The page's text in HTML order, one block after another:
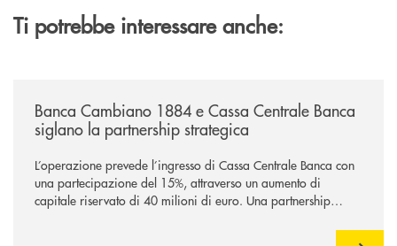
Ti potrebbe interessare anche:
Banca Cambiano 1884 e Cassa Centrale Banca
siglano la partnership strategica
L’operazione prevede l’ingresso di Cassa Centrale Banca con
una partecipazione del 15%, attraverso un aumento di
capitale riservato di 40 milioni di euro. Una partnership
comuni e sulla prossimità ai territori, per ampliare l’offerta e